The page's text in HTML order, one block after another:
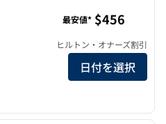
サンタフェ・ア・SLHの詳細を見る
最安値* $456
ヒルトン・オナーズ割引
日付を選択
1/10